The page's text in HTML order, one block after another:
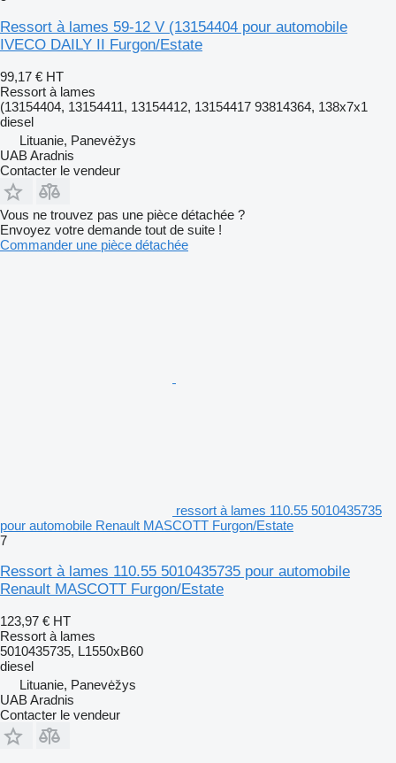
Ressort à lames 59-12 V (13154404 pour automobile
IVECO DAILY II Furgon/Estate
99,17 € HT
Ressort à lames
(13154404, 13154411, 13154412, 13154417 93814364, 138x7x1
diesel
Lituanie, Panevėžys
UAB Aradnis
Contacter le vendeur
Vous ne trouvez pas une pièce détachée ?
Envoyez votre demande tout de suite !
Commander une pièce détachée
ressort à lames 110.55 5010435735
pour automobile Renault MASCOTT Furgon/Estate
7
Ressort à lames 110.55 5010435735 pour automobile
Renault MASCOTT Furgon/Estate
123,97 € HT
Ressort à lames
5010435735, L1550xB60
diesel
Lituanie, Panevėžys
UAB Aradnis
Contacter le vendeur